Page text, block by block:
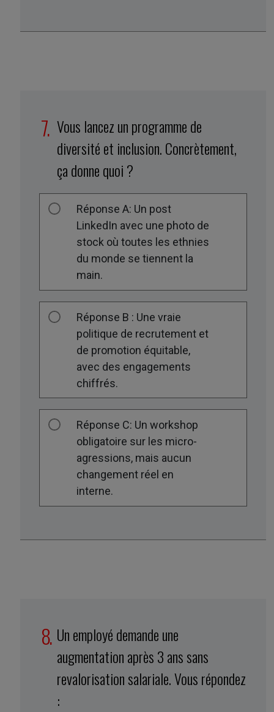
Vous lancez un programme de
diversité et inclusion. Concrètement,
ça donne quoi ?
Réponse A: Un post
LinkedIn avec une photo de
stock où toutes les ethnies
du monde se tiennent la
main.
Réponse B : Une vraie
politique de recrutement et
de promotion équitable,
avec des engagements
chiffrés.
Réponse C: Un workshop
obligatoire sur les micro-
agressions, mais aucun
changement réel en
interne.
Un employé demande une
augmentation après 3 ans sans
revalorisation salariale. Vous répondez
: